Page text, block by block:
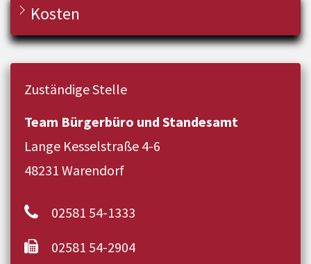
Kosten
Zuständige Stelle
Team Bürgerbüro und Standesamt
Lange Kesselstraße 4-6
48231 Warendorf
02581 54-1333
02581 54-2904